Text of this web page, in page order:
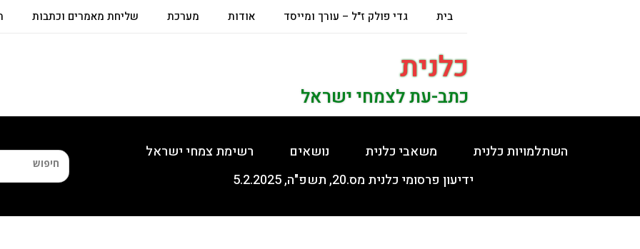
בית גדי פולק ז"ל – עורך ומייסד אודות מערכת שליחת מאמרים וכתבות
כלנית
כתב-עת לצמחי ישראל
השתלמויות כלנית משאבי כלנית נושאים
רשימת צמחי ישראל
ידיעון פרסומי כלנית מס.20, תשפ"ה, 5.2.2025